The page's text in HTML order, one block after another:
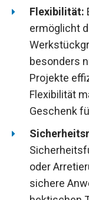
Flexibilität:
ermöglicht
besonders
Projekte
Flexibilität
Geschenk
oder
sichere